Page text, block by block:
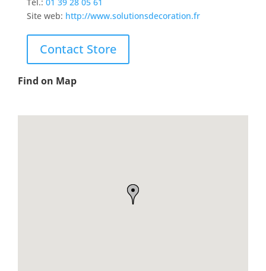
Site web: http://www.solutionsdecoration.fr
Contact Store
Find on Map